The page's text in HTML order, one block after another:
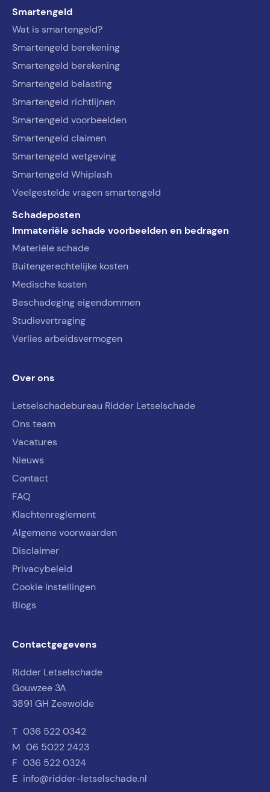
Smartengeld
Wat is smartengeld?
Smartengeld berekening
Smartengeld berekening
Smartengeld belasting
Smartengeld richtlijnen
Smartengeld voorbeelden
Smartengeld claimen
Smartengeld wetgeving
Smartengeld Whiplash
Veelgestelde vragen smartengeld
Schadeposten
Immateriële schade voorbeelden en bedragen
Materiële schade
Buitengerechtelijke kosten
Medische kosten
Beschadeging eigendommen
Studievertraging
Verlies arbeidsvermogen
Over ons
Letselschadebureau Ridder Letselschade
Ons team
Vacatures
Nieuws
Contact
FAQ
Klachtenreglement
Algemene voorwaarden
Disclaimer
Privacybeleid
Cookie instellingen
Blogs
Contactgegevens
Ridder Letselschade
Gouwzee 3A
3891 GH Zeewolde
T 036 522 0342
M 06 5022 2423
F 036 522 0324
E info@ridder-letselschade.nl